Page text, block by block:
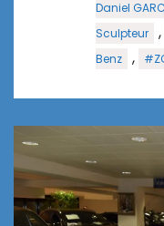
Daniel
Sculpteur
,
Benz
,